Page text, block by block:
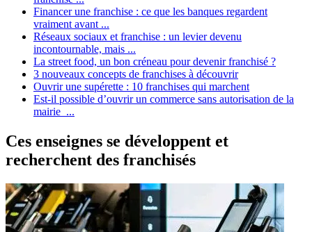
Financer une franchise : ce que les banques regardent
vraiment avant ...
Réseaux sociaux et franchise : un levier devenu
incontournable, mais ...
La street food, un bon créneau pour devenir franchisé ?
3 nouveaux concepts de franchises à découvrir
Ouvrir une supérette : 10 franchises qui marchent
Est-il possible d’ouvrir un commerce sans autorisation de la
mairie ...
Ces enseignes se développent et
recherchent des franchisés